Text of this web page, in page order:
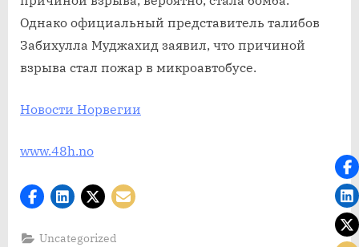
Однако официальный представитель талибов
Забихулла Муджахид заявил, что причиной
взрыва стал пожар в микроавтобусе.
Новости Норвегии
www.48h.no
Uncategorized